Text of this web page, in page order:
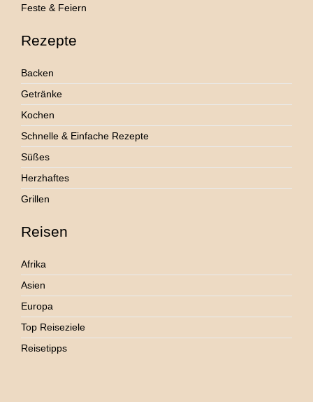
Feste & Feiern
Rezepte
Backen
Getränke
Kochen
Schnelle & Einfache Rezepte
Süßes
Herzhaftes
Grillen
Reisen
Afrika
Asien
Europa
Top Reiseziele
Reisetipps